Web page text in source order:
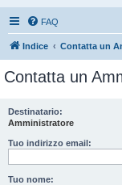
FAQ
Indice Contatta un
Contatta un
Destinatario:
Amministratore
Tuo indirizzo email:
Tuo nome: